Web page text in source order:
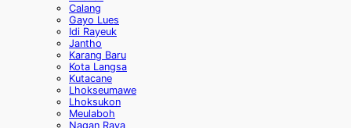
Calang
Gayo Lues
Idi Rayeuk
Jantho
Karang Baru
Kota Langsa
Kutacane
Lhokseumawe
Lhoksukon
Meulaboh
Nagan Raya